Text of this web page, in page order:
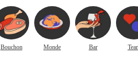
Bouchon Monde Bar